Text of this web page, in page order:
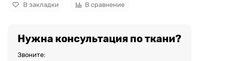
В закладки В сравнение
Нужна консультация по ткани?
Звоните: